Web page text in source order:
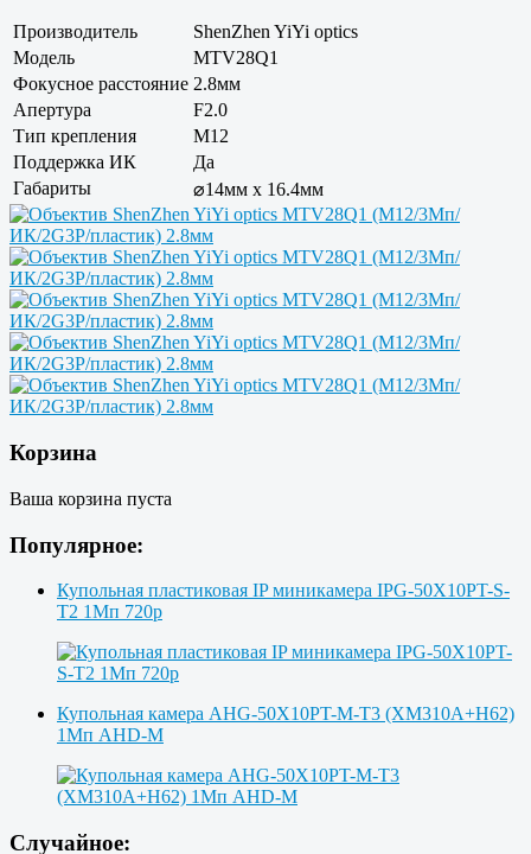
Производитель
ShenZhen YiYi optics
Модель
MTV28Q1
Фокусное расстояние 2.8мм
Апертура
F2.0
Тип крепления
M12
Поддержка ИК
Да
Габариты
⌀14мм x 16.4мм
Корзина
Ваша корзина пуста
Популярное:
Купольная пластиковая IP миникамера IPG-50X10PT-S-
T2 1Мп 720p
Купольная камера AHG-50X10PT-M-T3 (XM310A+H62)
1Мп AHD-M
Случайное: